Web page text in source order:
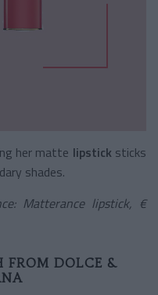
her matte lipstick sticks
shades.
Matterance lipstick, €
FROM DOLCE &